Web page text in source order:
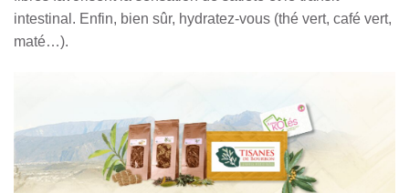
intestinal. Enfin, bien sûr, hydratez-vous (thé vert, café vert,
maté…).